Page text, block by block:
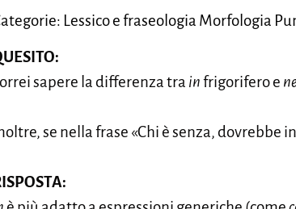
Lessico e fraseologia Morfologia
sapere la differenza tra infrigorifero e
se nella frase «Chi è senza, dovrebbe